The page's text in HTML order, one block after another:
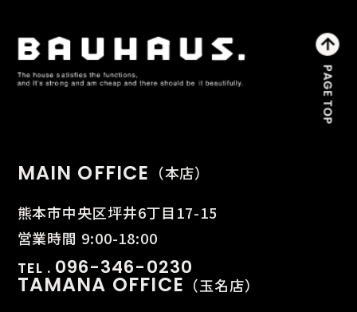
MAIN OFFICE （本店）
熊本市中央区坪井6丁目17-15
営業時間 9:00-18:00
TEL . 096-346-0230
TAMANA OFFICE （玉名店）